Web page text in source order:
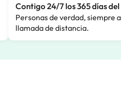
Contigo 24/7 los 365 días del
Personas de verdad, siempre
llamada de distancia.